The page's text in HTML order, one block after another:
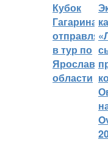
Кубок
Гагарина
в тур по
области